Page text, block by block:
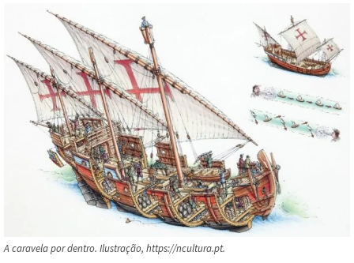
A caravela por dentro. Ilustração, https://ncultura.pt.